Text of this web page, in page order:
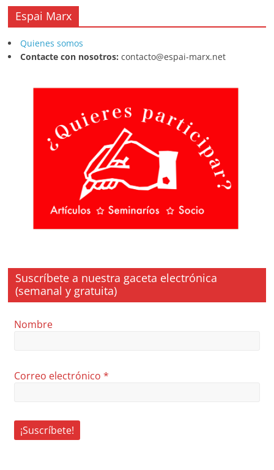
Espai Marx
Quienes somos
Contacte con nosotros: contacto@espai-marx.net
Suscríbete a nuestra gaceta electrónica
(semanal y gratuita)
Nombre
Correo electrónico*